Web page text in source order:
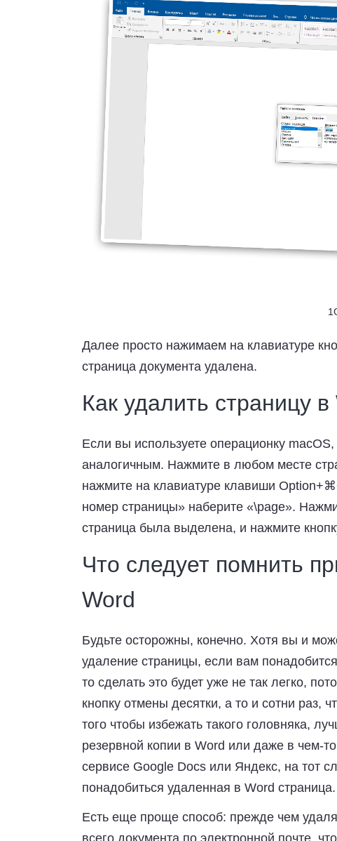
Далее просто нажимаем на клавиатуре
страница документа удалена.
Как удалить страницу
Если вы используете операционку
аналогичным. Нажмите в любом месте
нажмите на клавиатуре клавиши
номер страницы» наберите «\page».
страница была выделена, и нажмите
Что следует помнить
Word
Будьте осторожны, конечно. Хотя вы и
удаление страницы, если вам
то сделать это будет уже не так легко,
кнопку отмены десятки, а то и сотни раз,
того чтобы избежать такого головняка,
резервной копии в Word или даже в чем-
сервисе Google Docs или Яндекс, на тот
понадобиться удаленная в Word страница.
Есть еще проще способ: прежде чем